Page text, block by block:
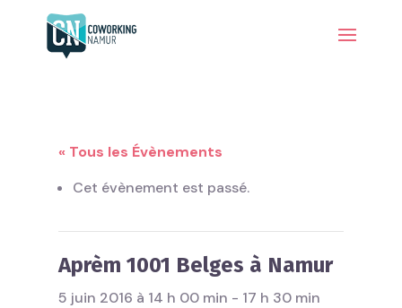
« Tous les Évènements
Cet évènement est passé.
Aprèm 1001 Belges à Namur
5 juin 2016 à 14 h 00 min - 17 h 30 min